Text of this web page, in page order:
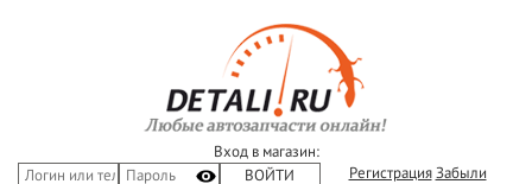
Вход в магазин:
Регистрация Забыли